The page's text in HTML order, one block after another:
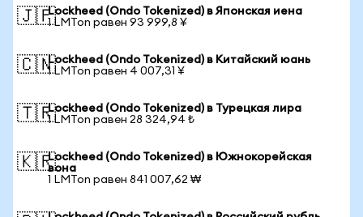
🇯🇵Lockheed (Ondo Tokenized) в Японская иена
1 LMTon равен 93 999,8 ¥
🇨🇳Lockheed (Ondo Tokenized) в Китайский юань
1 LMTon равен 4 007,31 ¥
🇹🇷Lockheed (Ondo Tokenized) в Турецкая лира
1 LMTon равен 28 324,94 ₺
🇰🇷Lockheed (Ondo Tokenized) в Южнокорейская
вона
1 LMTon равен 841 007,62 ₩